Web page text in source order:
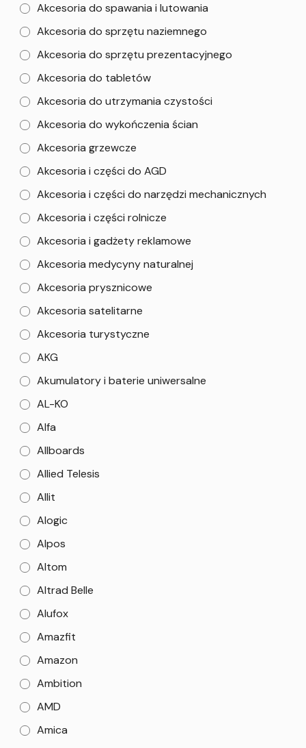
Akcesoria do spawania i lutowania
Akcesoria do sprzętu naziemnego
Akcesoria do sprzętu prezentacyjnego
Akcesoria do tabletów
Akcesoria do utrzymania czystości
Akcesoria do wykończenia ścian
Akcesoria grzewcze
Akcesoria i części do AGD
Akcesoria i części do narzędzi mechanicznych
Akcesoria i części rolnicze
Akcesoria i gadżety reklamowe
Akcesoria medycyny naturalnej
Akcesoria prysznicowe
Akcesoria satelitarne
Akcesoria turystyczne
AKG
Akumulatory i baterie uniwersalne
AL-KO
Alfa
Allboards
Allied Telesis
Allit
Alogic
Alpos
Altom
Altrad Belle
Alufox
Amazfit
Amazon
Ambition
AMD
Amica